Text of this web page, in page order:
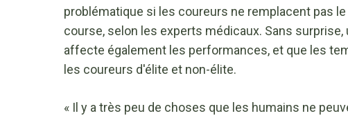
problématique si les coureurs ne remplacent pas
course, selon les experts médicaux. Sans
affecte également les performances, et que les
les coureurs d'élite et non-élite.
« Il y a très peu de choses que les humains ne